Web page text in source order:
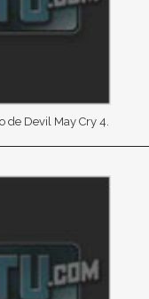
de Devil May Cry 4.